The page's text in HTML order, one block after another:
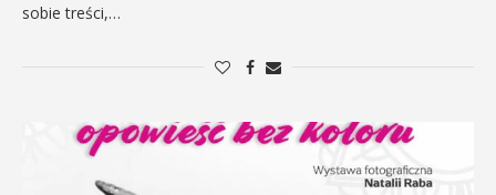
sobie treści,…